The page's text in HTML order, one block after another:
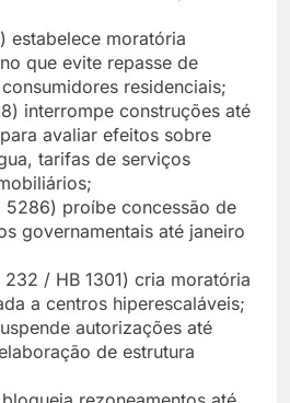
estabelece moratória
que evite repasse de
residenciais;
interrompe construções até
avaliar efeitos sobre
tarifas de serviços
5286) proíbe concessão de
governamentais até janeiro
/ HB 1301) cria moratória
a centros hiperescaláveis;
autorizações até
de estrutura